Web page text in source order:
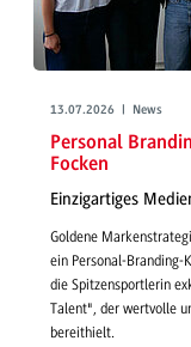
13.07.2026 | News
Personal
Focken
Einzigartiges
Goldene
ein Personal-
die Spitzensportlerin
Talent", der wertvolle
bereithielt.